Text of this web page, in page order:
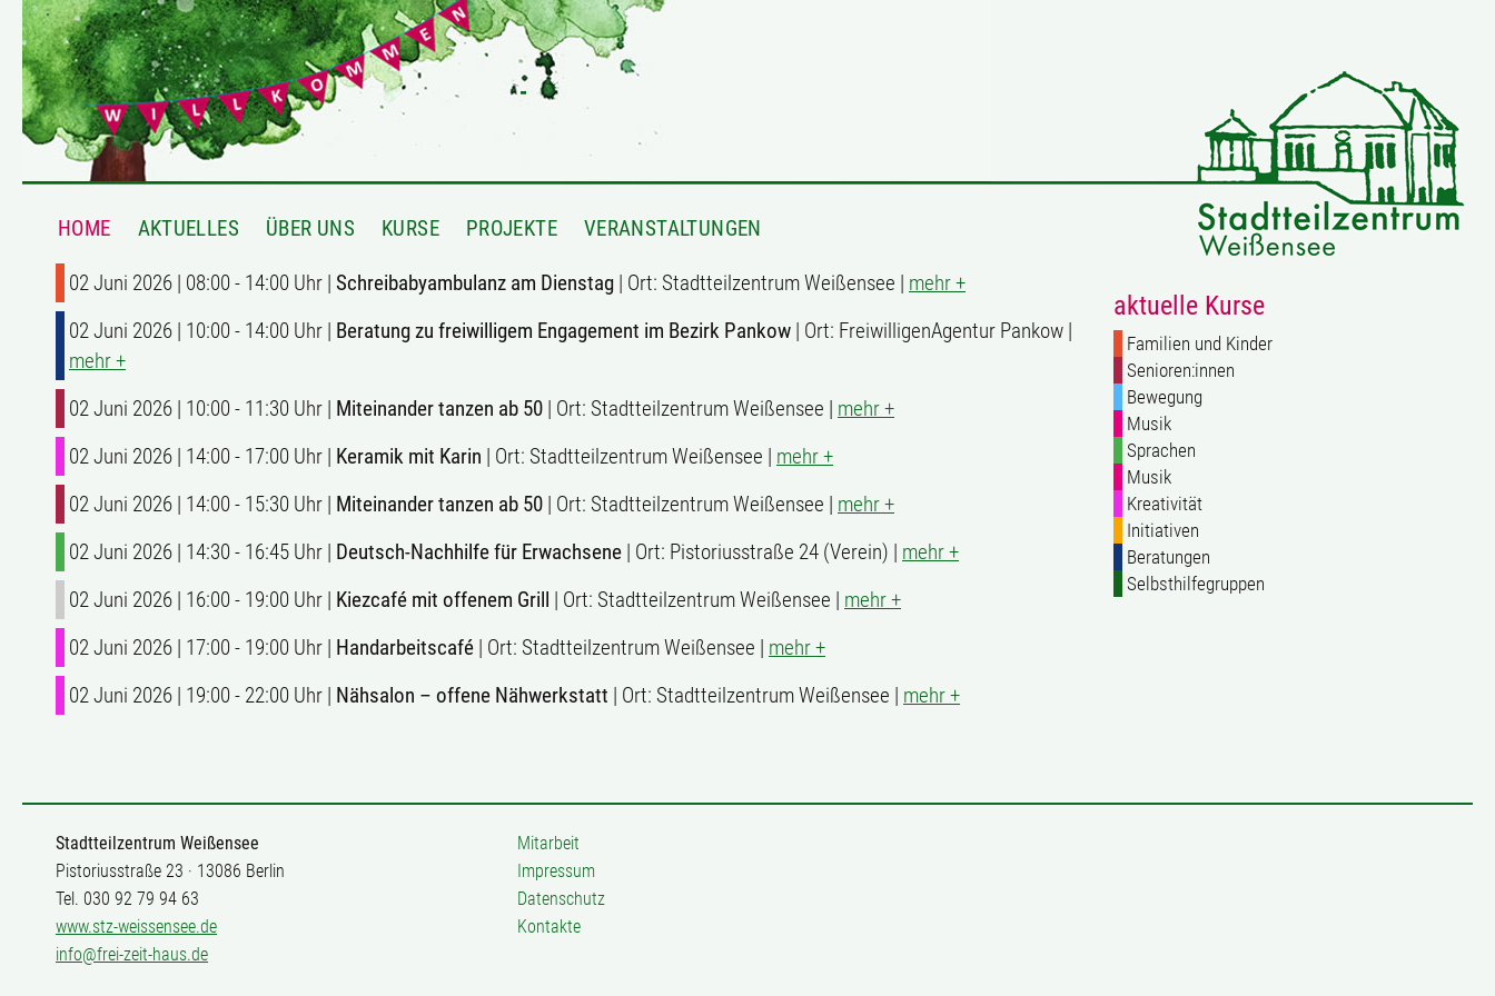
HOME AKTUELLES ÜBER UNS KURSE PROJEKTE VERANSTALTUNGEN
02 Juni 2026 | 08:00 - 14:00 Uhr | Schreibabyambulanz am Dienstag | Ort: Stadtteilzentrum Weißensee | mehr +
02 Juni 2026 | 10:00 - 14:00 Uhr | Beratung zu freiwilligem Engagement im Bezirk Pankow | Ort: FreiwilligenAgentur Pankow |
mehr +
02 Juni 2026 | 10:00 - 11:30 Uhr | Miteinander tanzen ab 50 | Ort: Stadtteilzentrum Weißensee | mehr +
02 Juni 2026 | 14:00 - 17:00 Uhr | Keramik mit Karin | Ort: Stadtteilzentrum Weißensee | mehr +
02 Juni 2026 | 14:00 - 15:30 Uhr | Miteinander tanzen ab 50 | Ort: Stadtteilzentrum Weißensee | mehr +
02 Juni 2026 | 14:30 - 16:45 Uhr | Deutsch-Nachhilfe für Erwachsene | Ort: Pistoriusstraße 24 (Verein) | mehr +
02 Juni 2026 | 16:00 - 19:00 Uhr | Kiezcafé mit offenem Grill | Ort: Stadtteilzentrum Weißensee | mehr +
02 Juni 2026 | 17:00 - 19:00 Uhr | Handarbeitscafé | Ort: Stadtteilzentrum Weißensee | mehr +
02 Juni 2026 | 19:00 - 22:00 Uhr | Nähsalon – offene Nähwerkstatt | Ort: Stadtteilzentrum Weißensee | mehr +
aktuelle Kurse
Familien und Kinder
Senioren:innen
Bewegung
Musik
Sprachen
Musik
Kreativität
Initiativen
Beratungen
Selbsthilfegruppen
Stadtteilzentrum Weißensee
Pistoriusstraße 23 · 13086 Berlin
Tel. 030 92 79 94 63
www.stz-weissensee.de
info@frei-zeit-haus.de
Mitarbeit
Impressum
Datenschutz
Kontakte